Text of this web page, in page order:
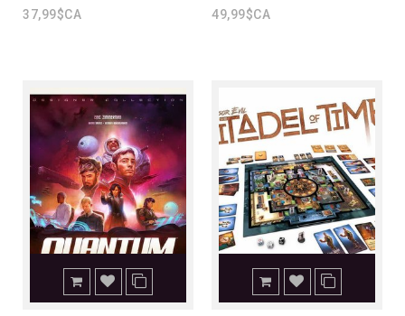
37,99$CA 49,99$CA